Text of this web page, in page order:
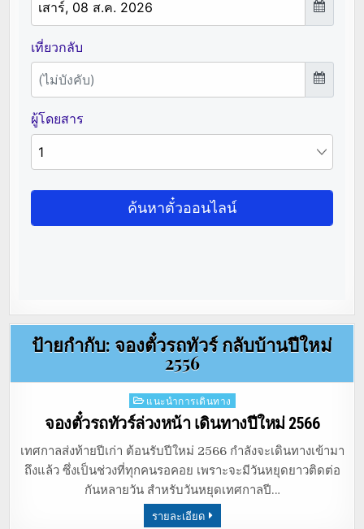
ป้ายกำกับ: จองตั๋วรถทัวร์ กลับบ้านปีใหม่
2556
Posted
in
แนะนำการเดินทาง
จองตั๋วรถทัวร์ล่วงหน้า เดินทางปีใหม่ 2566
เทศกาลส่งท้ายปีเก่า ต้อนรับปีใหม่ 2566 กำลังจะเดินทางเข้ามา
ถึงแล้ว ซึ่งเป็นช่วงที่ทุกคนรอคอย เพราะจะมีวันหยุดยาวติดต่อ
กันหลายวัน สำหรับวันหยุดเทศกาลปี…
รายละเอียด